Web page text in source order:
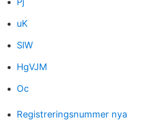
uK
SlW
HgVJM
Oc
Registreringsnummer nya